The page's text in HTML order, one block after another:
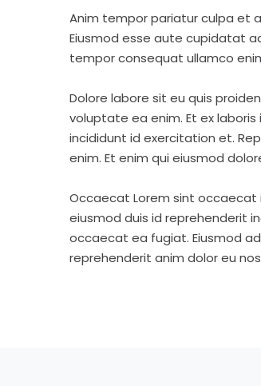
Anim tempor pariatur culpa et
Eiusmod esse aute cupidatat
tempor consequat ullamco
Dolore labore sit eu quis
voluptate ea enim. Et ex
incididunt id exercitation et.
enim. Et enim qui eiusmod
Occaecat Lorem sint occaecat
eiusmod duis id reprehenderit
occaecat ea fugiat. Eiusmod
reprehenderit anim dolor eu